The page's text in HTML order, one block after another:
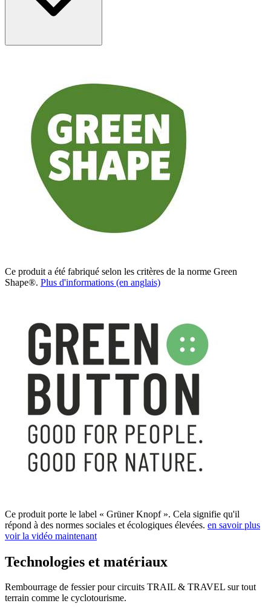
Ce produit a été fabriqué selon les critères de la norme Green
Shape®. Plus d'informations (en anglais)
Ce produit porte le label « Grüner Knopf ». Cela signifie qu'il
répond à des normes sociales et écologiques élevées. en savoir plus
voir la vidéo maintenant
Technologies et matériaux
Rembourrage de fessier pour circuits TRAIL & TRAVEL sur tout
terrain comme le cyclotourisme.